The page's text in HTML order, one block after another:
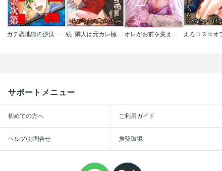
ガチ恋地獄の沙汰も金次第 続･隣人は元カレ極道三代目～ぶっといドスでアソコを貫かれちゃうぅ!!～ オレがお前を変えてやる～強引社長の淫らなミッション～
サポートメニュー
初めての方へ ご利用ガイド
ヘルプ/お問合せ 推奨環境